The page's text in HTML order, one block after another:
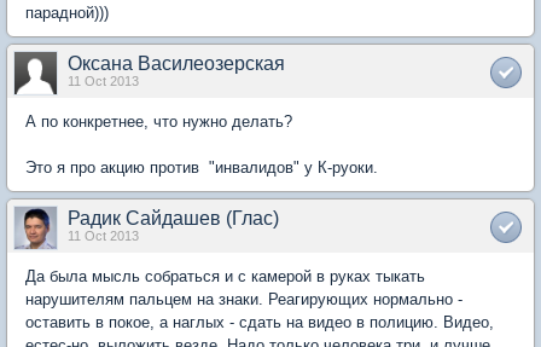
парадной)))
Оксана Василеозерская
11 Oct 2013
А по конкретнее, что нужно делать?
Это я про акцию против "инвалидов" у К-руоки.
Радик Сайдашев (Глас)
11 Oct 2013
Да была мысль собраться и с камерой в руках тыкать
нарушителям пальцем на знаки. Реагирующих нормально -
оставить в покое, а наглых - сдать на видео в полицию. Видео,